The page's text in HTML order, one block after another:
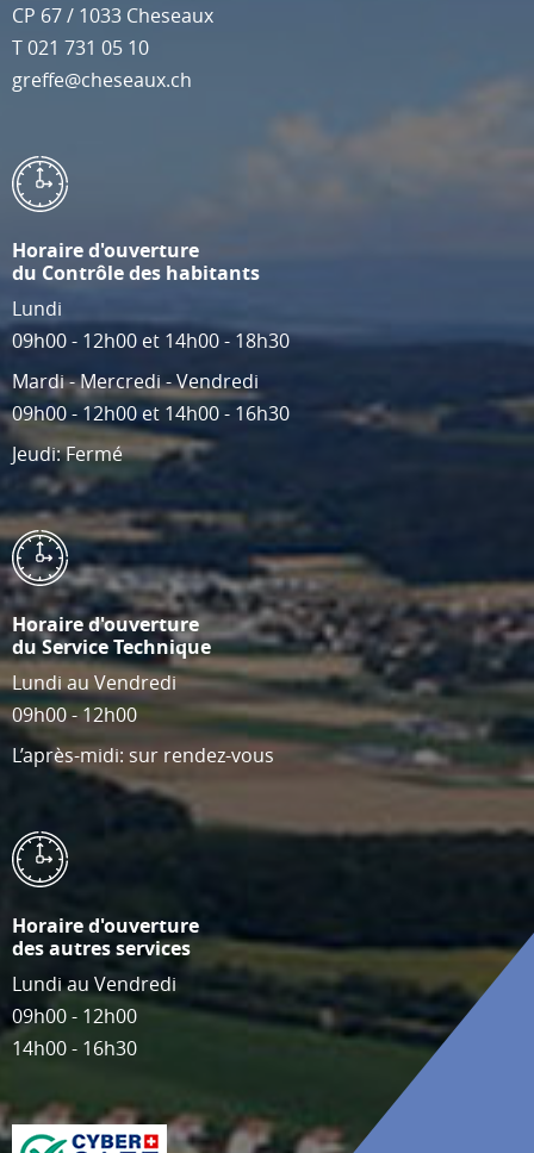
CP 67/ 1033 Cheseaux
T021 731 05 10
greffe@cheseaux.ch
Horaire d'ouverture
du Contrôle des habitants
Lundi
09h00 - 12h00 et 14h00 - 18h30
Mardi - Mercredi - Vendredi
09h00 - 12h00 et 14h00 - 16h30
Jeudi: Fermé
Horaire d'ouverture
du Service Technique
Lundi au Vendredi
09h00 - 12h00
L’après-midi: sur rendez-vous
Horaire d'ouverture
des autres services
Lundi au Vendredi
09h00 - 12h00
14h00 - 16h30